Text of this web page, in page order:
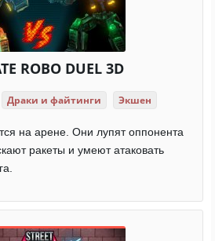
ROBO DUEL 3D
Драки и файтинги Экшен
на арене. Они лупят оппонента
ракеты и умеют атаковать